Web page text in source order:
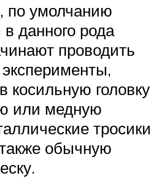
по умолчанию
данного рода
проводить
косильную головку
или медную
тросики
обычную